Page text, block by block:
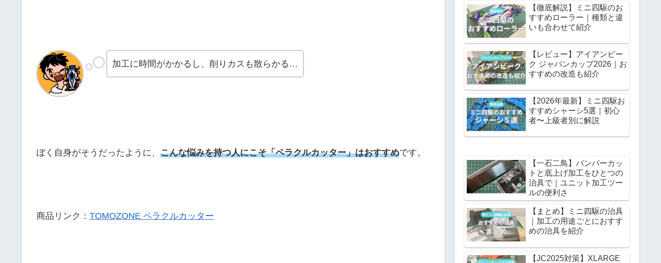
加工に時間がかかるし、削りカスも散らかる…
ぼく自身がそうだったように、 こんな悩みを持つ人にこそ「ペラクルカッター」はおすすめです。
商品リンク： TOMOZONE ペラクルカッター
【徹底解説】ミニ四駆のお
すすめローラー｜種類と違
いも合わせて紹介
【レビュー】アイアンビー
ク ジャパンカップ2026｜お
すすめの改造も紹介
【2026年最新】ミニ四駆お
すすめシャーシ5選｜初心
者〜上級者別に解説
【一石二鳥】バンパーカッ
トと底上げ加工をひとつの
治具で｜ユニット加工ツー
ルの便利さ
【まとめ】ミニ四駆の治具
｜加工の用途ごとにおすす
めの治具を紹介
【JC2025対策】XLARGE